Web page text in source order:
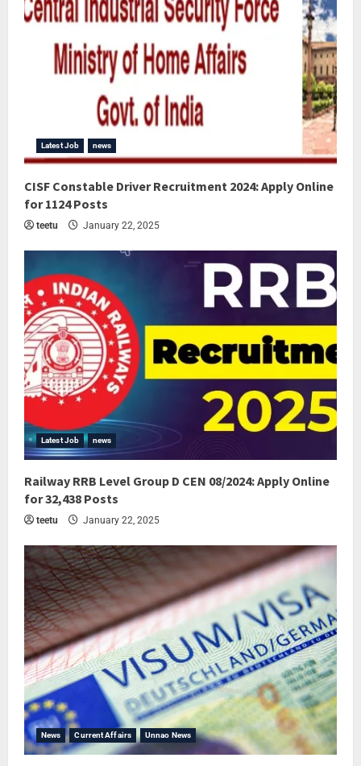
Latest Job news
CISF Constable Driver Recruitment 2024: Apply Online
for 1124 Posts
teetu January 22, 2025
Latest Job news
Railway RRB Level Group D CEN 08/2024: Apply Online
for 32,438 Posts
teetu January 22, 2025
News Current Affairs Unnao News